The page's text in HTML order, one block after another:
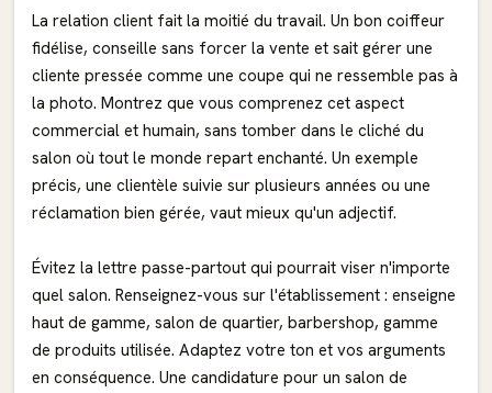
La relation client fait la moitié du travail. Un bon coiffeur
fidélise, conseille sans forcer la vente et sait gérer une
cliente pressée comme une coupe qui ne ressemble pas à
la photo. Montrez que vous comprenez cet aspect
commercial et humain, sans tomber dans le cliché du
salon où tout le monde repart enchanté. Un exemple
précis, une clientèle suivie sur plusieurs années ou une
réclamation bien gérée, vaut mieux qu'un adjectif.
Évitez la lettre passe-partout qui pourrait viser n'importe
quel salon. Renseignez-vous sur l'établissement : enseigne
haut de gamme, salon de quartier, barbershop, gamme
de produits utilisée. Adaptez votre ton et vos arguments
en conséquence. Une candidature pour un salon de